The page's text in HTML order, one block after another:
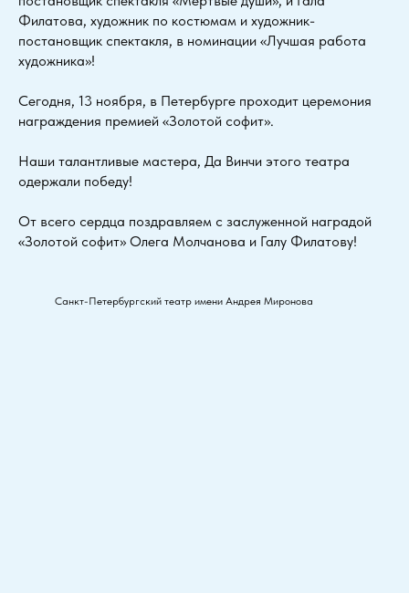
Филатова, художник по костюмам и художник-
постановщик спектакля, в номинации «Лучшая работа
художника»!
Сегодня, 13 ноября, в Петербурге проходит церемония
награждения премией «Золотой софит».
Наши талантливые мастера, Да Винчи этого театра
одержали победу!
От всего сердца поздравляем с заслуженной наградой
«Золотой софит» Олега Молчанова и Галу Филатову!
Санкт-Петербургский театр имени Андрея Миронова